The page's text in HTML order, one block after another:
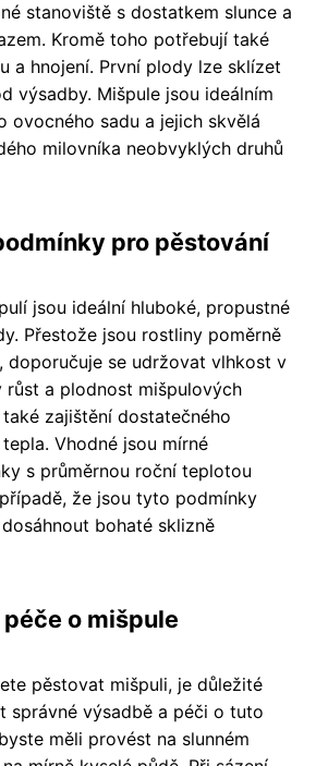
stanoviště s dostatkem slunce a
Kromě toho potřebují také
a hnojení. První plody lze sklízet
výsadby. Mišpule jsou ideálním
ovocného sadu a jejich skvělá
milovníka neobvyklých druhů
pro pěstování
jsou ideální hluboké, propustné
Přestože jsou rostliny poměrně
doporučuje se udržovat vlhkost v
růst a plodnost mišpulových
zajištění dostatečného
Vhodné jsou mírné
s průměrnou roční teplotou
že jsou tyto podmínky
bohaté sklizně
o mišpule
pěstovat mišpuli, je důležité
správné výsadbě a péči o tuto
měli provést na slunném